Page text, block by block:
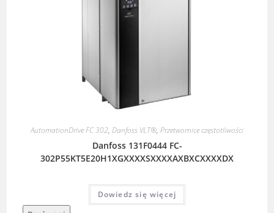
AutomationDrive FC 302, Danfoss VLT®, Przetwornice częstotliwości
Danfoss 131F0444 FC-
302P55KT5E20H1XGXXXXSXXXXAXBXCXXXXDX
Dowiedz się więcej